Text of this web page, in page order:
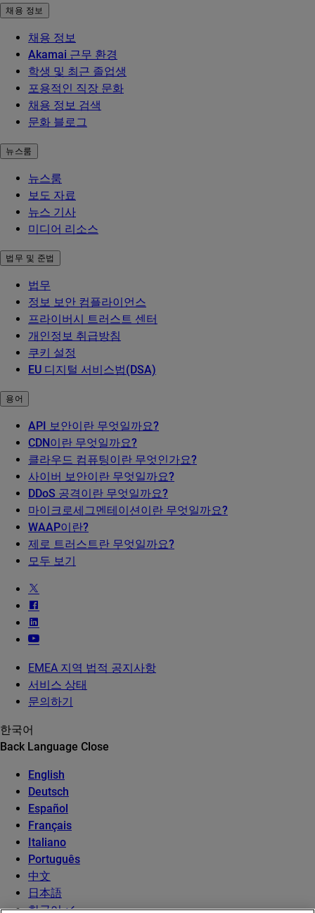
채용 정보
채용 정보
Akamai 근무 환경
학생 및 최근 졸업생
포용적인 직장 문화
채용 정보 검색
문화 블로그
뉴스룸
뉴스룸
보도 자료
뉴스 기사
미디어 리소스
법무 및 준법
법무
정보 보안 컴플라이언스
프라이버시 트러스트 센터
개인정보 취급방침
쿠키 설정
EU 디지털 서비스법(DSA)
용어
API 보안이란 무엇일까요?
CDN이란 무엇일까요?
클라우드 컴퓨팅이란 무엇인가요?
사이버 보안이란 무엇일까요?
DDoS 공격이란 무엇일까요?
마이크로세그멘테이션이란 무엇일까요?
WAAP이란?
제로 트러스트란 무엇일까요?
모두 보기
EMEA 지역 법적 공지사항
서비스 상태
문의하기
한국어
Back Language Close
English
Deutsch
Español
Français
Italiano
Português
中文
日本語
한국어